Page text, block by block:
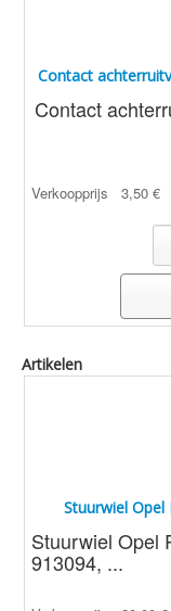
Contact
Contact
Verkoopprijs 3,50 €
Artikelen
Stuurwiel
Stuurwiel Opel
913094, ...